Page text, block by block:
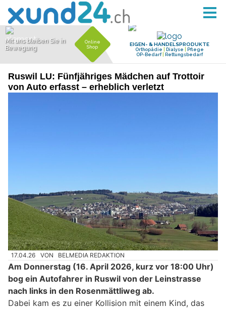
Ruswil LU: Fünfjähriges Mädchen auf Trottoir
von Auto erfasst – erheblich verletzt
17.04.26 VON BELMEDIA REDAKTION
Am Donnerstag (16. April 2026, kurz vor 18:00 Uhr)
bog ein Autofahrer in Ruswil von der Leinstrasse
nach links in den Rosenmättliweg ab.
Dabei kam es zu einer Kollision mit einem Kind, das